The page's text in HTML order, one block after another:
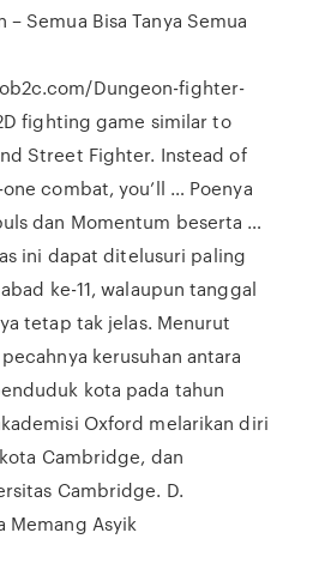
– Semua Bisa Tanya Semua
Dungeon-fighter-
fighting game similar to
Street Fighter. Instead of
combat, you’ll … Poenya
dan Momentum beserta …
ini dapat ditelusuri paling
ke-11, walaupun tanggal
tetap tak jelas. Menurut
kerusuhan antara
kota pada tahun
Oxford melarikan diri
Cambridge, dan
Cambridge. D.
Memang Asyik